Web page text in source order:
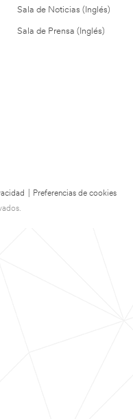
Sala de Noticias (Inglés)
Sala de Prensa (Inglés)
Preferencias de cookies